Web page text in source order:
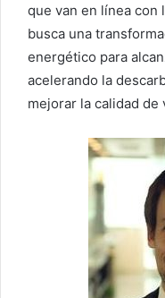
que van en línea con
busca una
energético para
acelerando la
mejorar la calidad de